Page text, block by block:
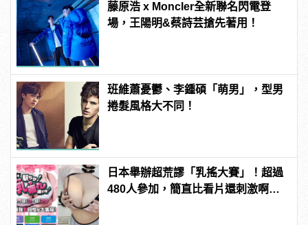
藤原浩 x Moncler全新聯名閃電登
場，王陽明&蔡詩芸搶先著用！
班維蕭憂鬱、李鍾碩「萌男」，型男
捲髮風格大不同！
日本舉辦超荒謬「乳搖大賽」！超過
480人參加，簡直比看片還刺激啊！ |